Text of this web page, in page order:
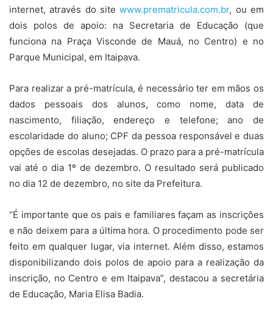
internet, através do sitewww.prematricula.com.br, ou em
dois polos de apoio: na Secretaria de Educação (que
funciona na Praça Visconde de Mauá, no Centro) e no
Parque Municipal, em Itaipava.
Para realizar a pré-matrícula, é necessário ter em mãos os
dados pessoais dos alunos, como nome, data de
nascimento, filiação, endereço e telefone; ano de
escolaridade do aluno; CPF da pessoa responsável e duas
opções de escolas desejadas. O prazo para a pré-matrícula
vai até o dia 1º de dezembro. O resultado será publicado
no dia 12 de dezembro, no site da Prefeitura.
“É importante que os pais e familiares façam as inscrições
e não deixem para a última hora. O procedimento pode ser
feito em qualquer lugar, via internet. Além disso, estamos
disponibilizando dois polos de apoio para a realização da
inscrição, no Centro e em Itaipava”, destacou a secretária
de Educação, Maria Elisa Badia.